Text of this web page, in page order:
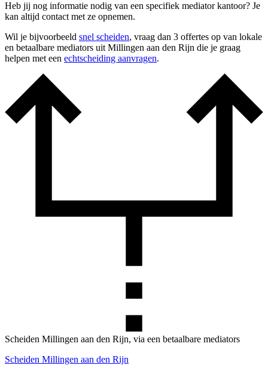
Heb jij nog informatie nodig van een specifiek mediator kantoor? Je
kan altijd contact met ze opnemen.
Wil je bijvoorbeeld snel scheiden, vraag dan 3 offertes op van lokale
en betaalbare mediators uit Millingen aan den Rijn die je graag
helpen met een echtscheiding aanvragen.
Scheiden Millingen aan den Rijn, via een betaalbare mediators
Scheiden Millingen aan den Rijn